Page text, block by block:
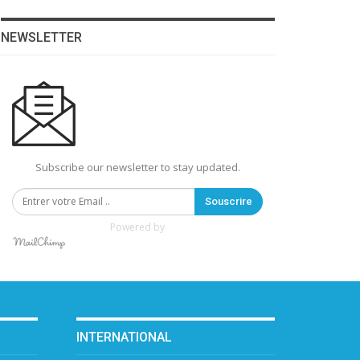
NEWSLETTER
Subscribe our newsletter to stay updated.
Souscrire
Powered by
INTERNATIONAL